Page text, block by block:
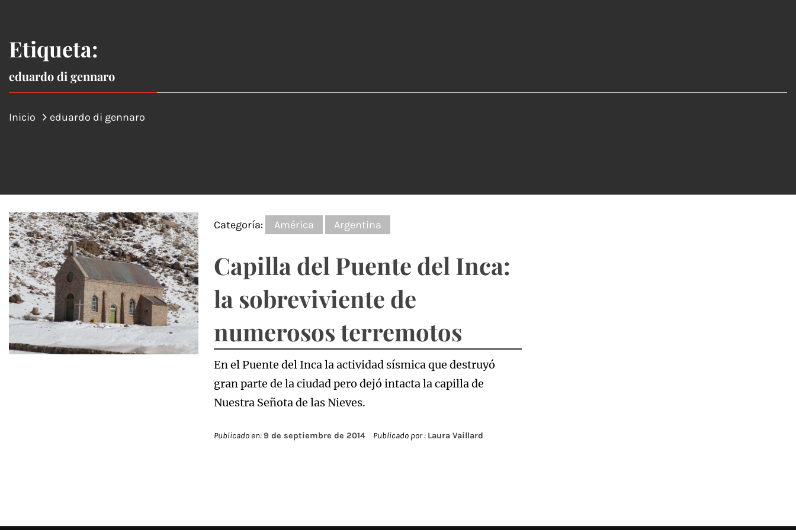
Etiqueta:
eduardo di gennaro
Inicio eduardo di gennaro
Categoría: América Argentina
Capilla del Puente del Inca:
la sobreviviente de
numerosos terremotos
En el Puente del Inca la actividad sísmica que destruyó
gran parte de la ciudad pero dejó intacta la capilla de
Nuestra Señota de las Nieves.
Publicado en:9 de septiembre de 2014 Publicado por : Laura Vaillard